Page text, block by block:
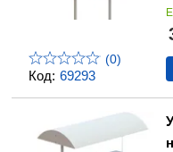
Код: 69293
(0)